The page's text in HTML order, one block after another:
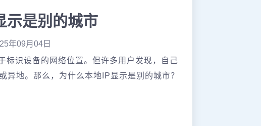
示是别的城市
年09月04日
标识设备的网络位置。但许多用户发现，自己
异地。那么，为什么本地IP显示是别的城市？